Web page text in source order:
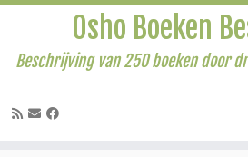
Osho Boeken
Beschrijving van 250 boeken door